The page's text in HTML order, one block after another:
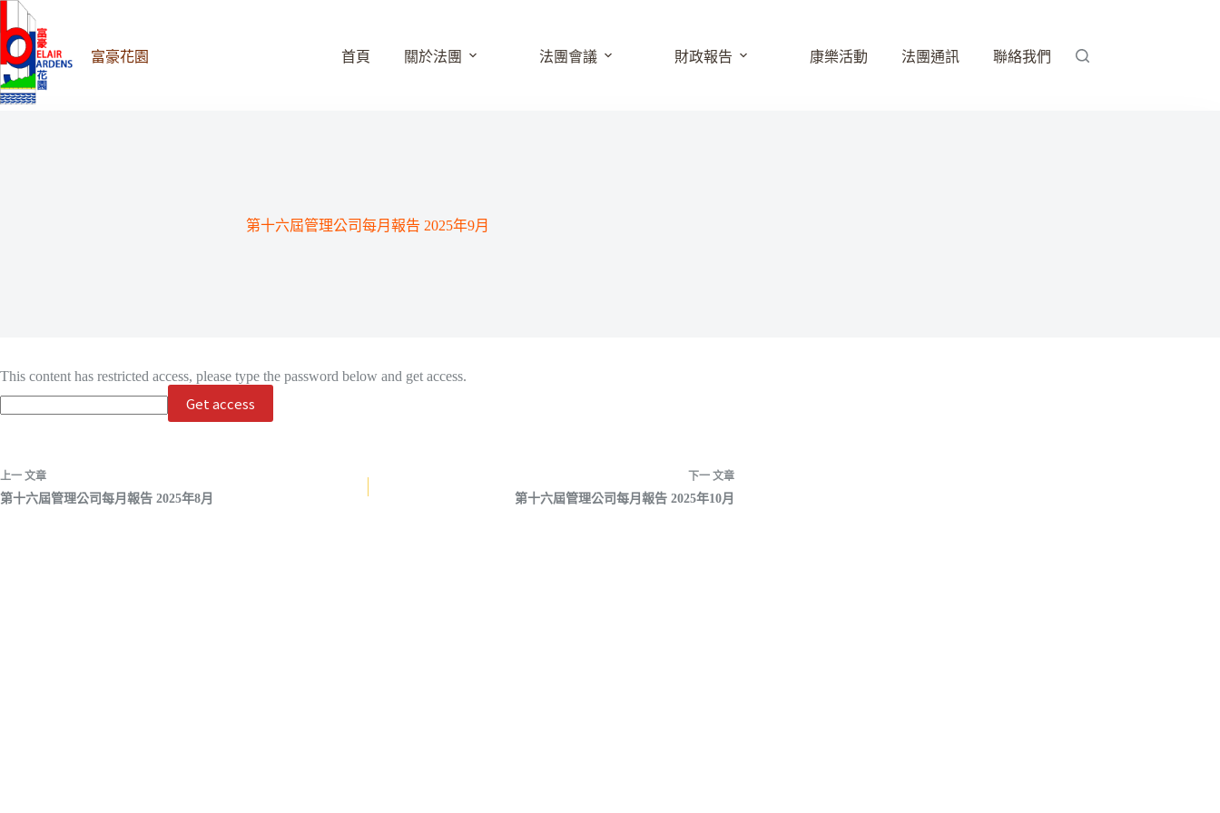
至
主
要
內
富豪花園 首頁 關於法團 法團會議 財政報告 康樂活動 法團通訊 聯絡我們
第十六屆管理公司每月報告 2025年9月
This content has restricted access, please type the password below and get access.
上一 文章
第十六屆管理公司每月報告 2025年8月
下一 文章
第十六屆管理公司每月報告 2025年10月